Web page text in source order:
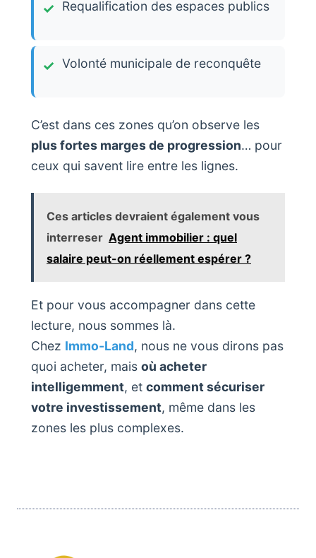
Requalification des espaces publics
Volonté municipale de reconquête
C’est dans ces zones qu’on observe les
plus fortes marges de progression… pour
ceux qui savent lire entre les lignes.
Ces articles devraient également vous
interreser Agent immobilier : quel
salaire peut-on réellement espérer ?
Et pour vous accompagner dans cette
lecture, nous sommes là.
Chez Immo-Land, nous ne vous dirons pas
quoi acheter, mais où acheter
intelligemment, et comment sécuriser
votre investissement, même dans les
zones les plus complexes.